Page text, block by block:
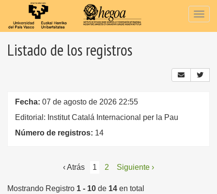
Listado de los registros
Fecha: 07 de agosto de 2026 22:55
Editorial: Institut Catalá Internacional per la Pau
Número de registros: 14
‹ Atrás 1 2 Siguiente ›
Mostrando Registro 1 - 10 de 14 en total